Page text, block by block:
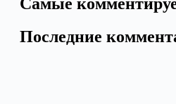
Самые
Последние